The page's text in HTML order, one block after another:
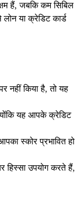
हैं, जबकि कम सिबिल
या क्रेडिट कार्ड
नहीं किया है, तो यह
यह आपके क्रेडिट
स्कोर प्रभावित हो
हिस्सा उपयोग करते